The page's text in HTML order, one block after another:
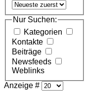
Nur Suchen:
Kategorien
Kontakte
Beiträge
Newsfeeds
Weblinks
Anzeige #